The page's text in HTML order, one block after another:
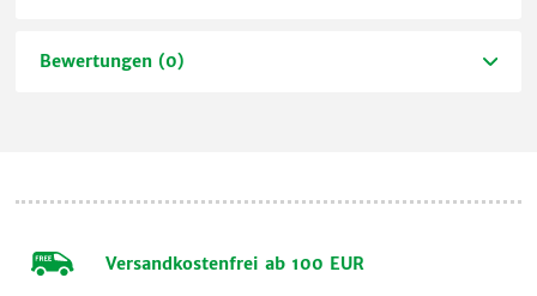
Bewertungen (0)
Versandkostenfrei ab 100 EUR